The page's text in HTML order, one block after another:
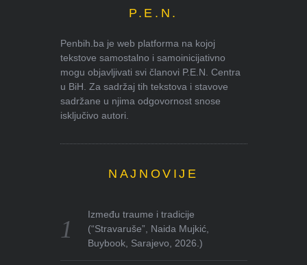
P.E.N.
Penbih.ba je web platforma na kojoj
tekstove samostalno i samoinicijativno
mogu objavljivati svi članovi P.E.N. Centra
u BiH. Za sadržaj tih tekstova i stavove
sadržane u njima odgovornost snose
isključivo autori.
NAJNOVIJE
Između traume i tradicije
(“Stravaruše”, Naida Mujkić,
Buybook, Sarajevo, 2026.)